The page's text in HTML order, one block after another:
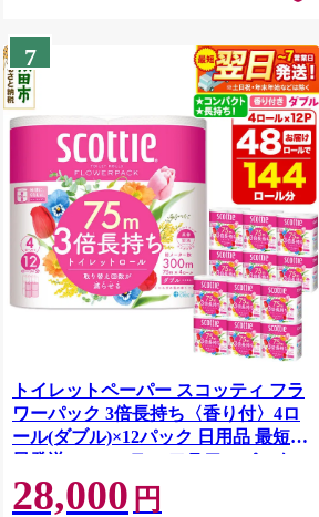
7
トイレットペーパー スコッティ フラ
ワーパック 3倍長持ち〈香り付〉4ロ
ール(ダブル)×12パック 日用品 最短翌
日発送 [スコッティ フラワーパック
トイレットペーパー 日本製紙クレシ
ア] 秋田県秋田市
28,000 円